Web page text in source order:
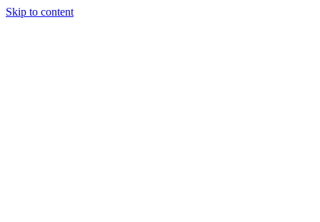
Skip to content